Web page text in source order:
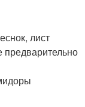
лист
предварительно